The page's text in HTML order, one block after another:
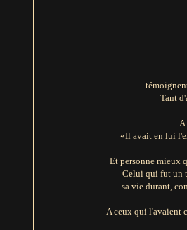
Tant
A
«Il avait en lui
Et personne mieux
Celui qui fut un
sa vie durant,
A ceux qui l'avaient